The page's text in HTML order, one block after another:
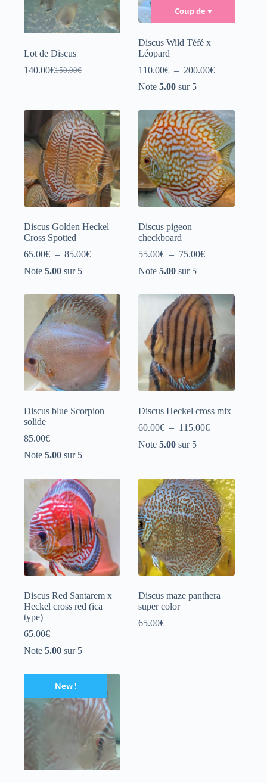
Lot de Discus
150.00€
Le
150.00€.
140.00€Le
140.00€.
Coup de ♥
Discus Wild Téfé x
Léopard
110.00€ – 200.00€Plage
à
200.00€
Note5.00 sur 5
Discus Golden Heckel
Cross Spotted
65.00€ – 85.00€Plage
à
85.00€
Note 5.00 sur 5
Discus pigeon
checkboard
55.00€ – 75.00€Plage
à
75.00€
Note5.00 sur 5
Discus blue Scorpion
solide
85.00€
Note 5.00 sur 5
Discus Heckel cross mix
60.00€ – 115.00€Plage
115.00€
Note5.00 sur 5
Discus Red Santarem x
Heckel cross red (ica
type)
65.00€
Note 5.00 sur 5
Discus maze panthera
super color
65.00€
New !